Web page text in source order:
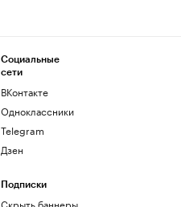
Социальные
сети
ВКонтакте
Одноклассники
Telegram
Дзен
Подписки
Скрыть баннеры